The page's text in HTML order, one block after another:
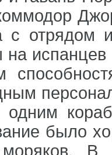
с отрядом
на
одним
было
моряков.